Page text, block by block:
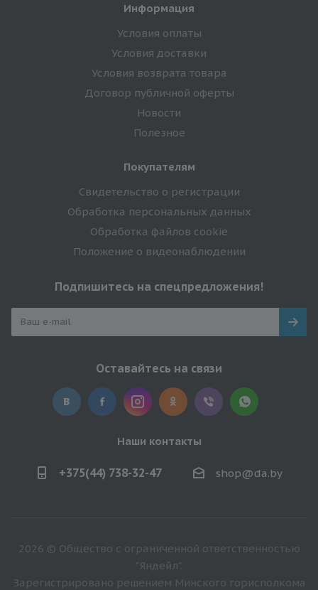
Информация
Условия оплаты
Условия доставки
Условия возврата товара
Договор публичной оферты
Новости
Полезное
Покупателям
Свидетельство о регистрации
Обработка персональных данных
Обработка файлов cookie
Положение о видеонаблюдении
Подпишитесь на спецпредложения!
Оставайтесь на связи
Наши контакты
+375(44) 738-32-47 shop@da.by
2026 © Общество с ограниченной ответственностью
"Яндейл".
Зарегистрировано решением Минского горисполкома